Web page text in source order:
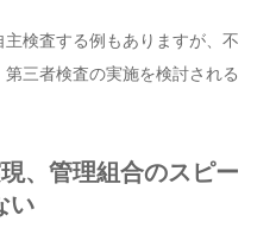
検査する例もありますが、不
三者検査の実施を検討される
、管理組合のスピー
い